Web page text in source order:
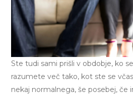
Ste tudi sami prišli v obdobje, ko
razumete več tako, kot ste se
nekaj normalnega, še posebej, če